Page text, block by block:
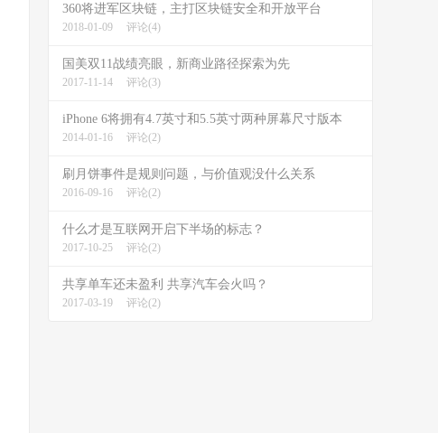
360将进军区块链，主打区块链安全和开放平台
2018-01-09 评论(4)
国美双11战绩亮眼，新商业路径探索为先
2017-11-14 评论(3)
iPhone 6将拥有4.7英寸和5.5英寸两种屏幕尺寸版本
2014-01-16 评论(2)
刷月饼事件是规则问题，与价值观没什么关系
2016-09-16 评论(2)
什么才是互联网开启下半场的标志？
2017-10-25 评论(2)
共享单车还未盈利 共享汽车会火吗？
2017-03-19 评论(2)